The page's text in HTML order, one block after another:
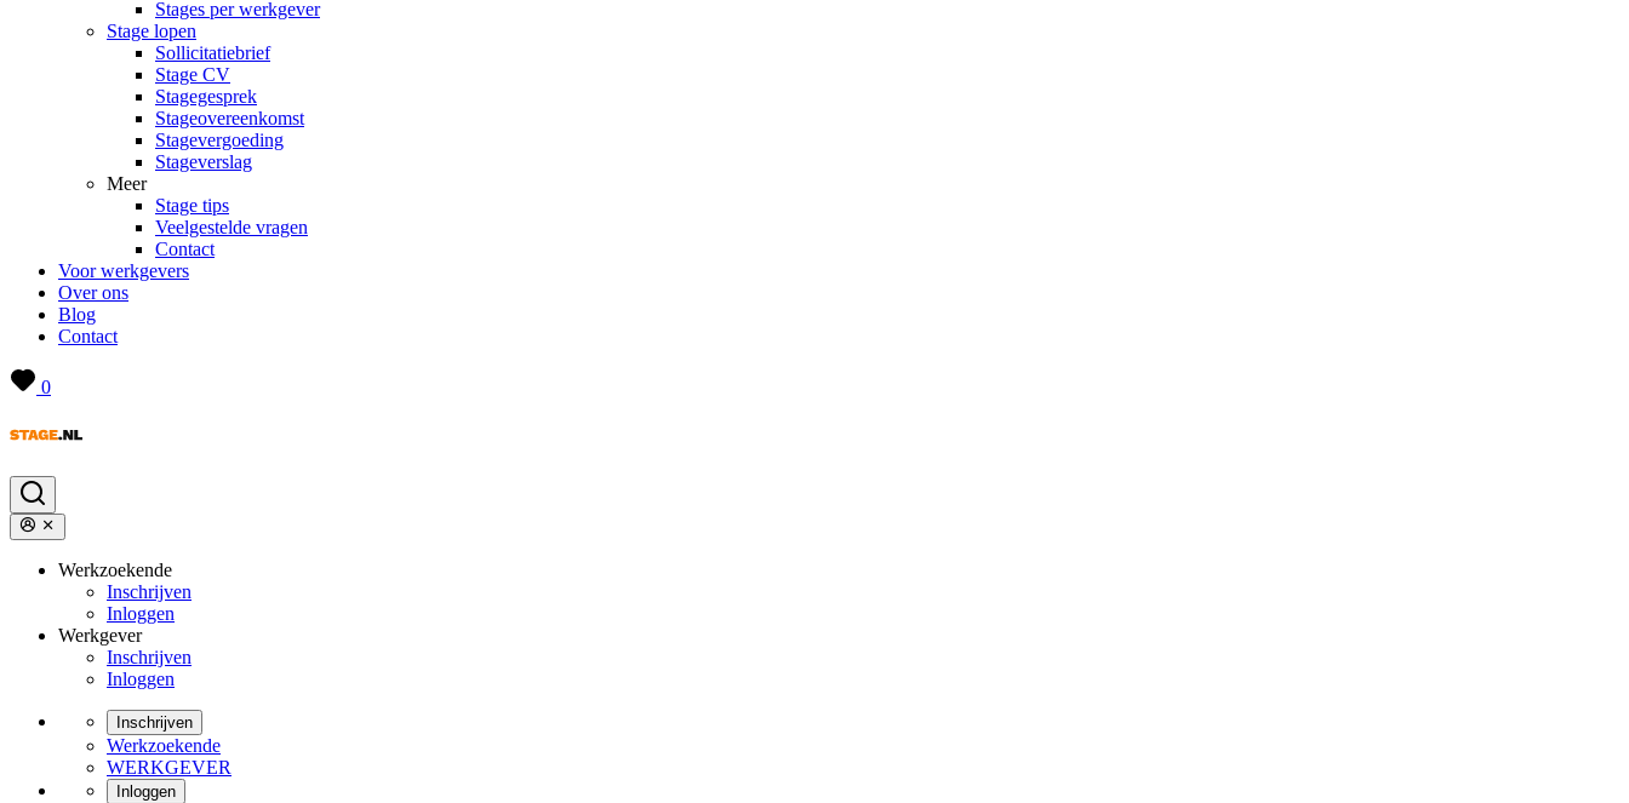
Stages per werkgever
Stage lopen
Sollicitatiebrief
Stage CV
Stagegesprek
Stageovereenkomst
Stagevergoeding
Stageverslag
Meer
Stage tips
Veelgestelde vragen
Contact
Voor werkgevers
Over ons
Blog
Contact
0
Werkzoekende
Inschrijven
Inloggen
Werkgever
Inschrijven
Inloggen
Inschrijven
Werkzoekende
WERKGEVER
Inloggen